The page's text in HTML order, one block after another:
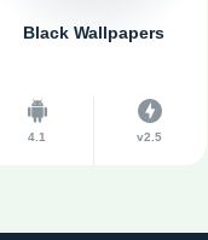
Black Wallpapers
4.1 v2.5